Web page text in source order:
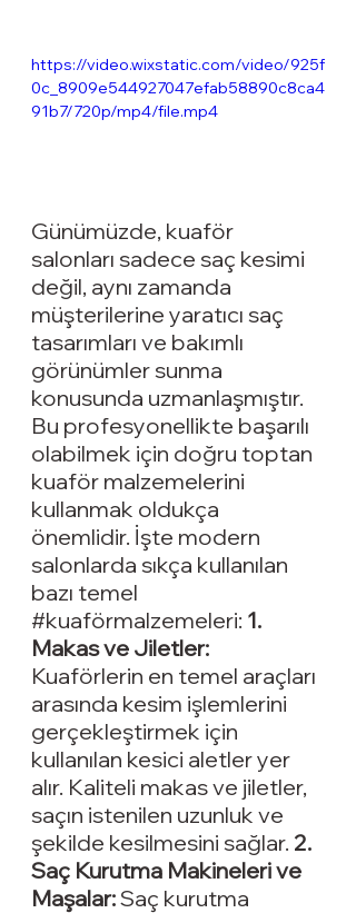
https://video.wixstatic.com/video/925f
0c_8909e544927047efab58890c8ca4
91b7/720p/mp4/file.mp4
Günümüzde, kuaför
salonları sadece saç kesimi
değil, aynı zamanda
müşterilerine yaratıcı saç
tasarımları ve bakımlı
görünümler sunma
konusunda uzmanlaşmıştır.
Bu profesyonellikte başarılı
olabilmek için doğru toptan
kuaför malzemelerini
kullanmak oldukça
önemlidir. İşte modern
salonlarda sıkça kullanılan
bazı temel
#kuaförmalzemeleri: 1.
Makas ve Jiletler:
Kuaförlerin en temel araçları
arasında kesim işlemlerini
gerçekleştirmek için
kullanılan kesici aletler yer
alır. Kaliteli makas ve jiletler,
saçın istenilen uzunluk ve
şekilde kesilmesini sağlar. 2.
Saç Kurutma Makineleri ve
Maşalar: Saç kurutma